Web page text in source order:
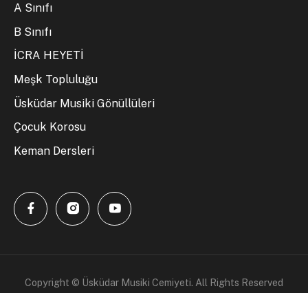
A Sınıfı
B Sınıfı
İCRA HEYETİ
Meşk Topluluğu
Üsküdar Musiki Gönüllüleri
Çocuk Korosu
Keman Dersleri
Copyright © Üsküdar Musiki Cemiyeti. All Rights Reserved